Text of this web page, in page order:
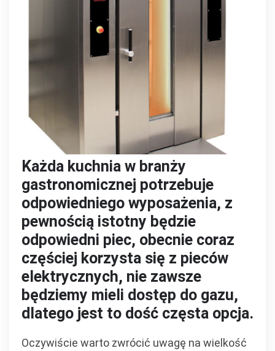
Każda kuchnia w branży
gastronomicznej potrzebuje
odpowiedniego wyposażenia, z
pewnością istotny będzie
odpowiedni piec, obecnie coraz
częściej korzysta się z pieców
elektrycznych, nie zawsze
będziemy mieli dostęp do gazu,
dlatego jest to dość częsta opcja.
Oczywiście warto zwrócić uwagę na wielkość